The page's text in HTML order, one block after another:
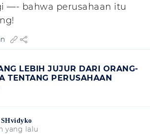
—- bahwa perusahaan itu
LEBIH JUJUR DARI ORANG-
TENTANG PERUSAHAAN
yang lalu